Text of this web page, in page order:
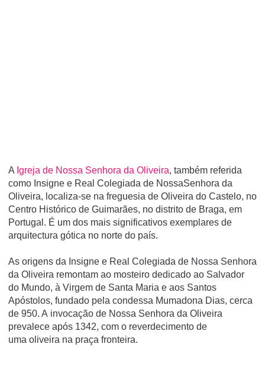
A Igreja de Nossa Senhora da Oliveira, também referida
como Insigne e Real Colegiada de NossaSenhora da
Oliveira, localiza-se na freguesia de Oliveira do Castelo, no
Centro Histórico de Guimarães, no distrito de Braga, em
Portugal. É um dos mais significativos exemplares de
arquitectura gótica no norte do paí­s.
As origens da Insigne e Real Colegiada de Nossa Senhora
da Oliveira remontam ao mosteiro dedicado ao Salvador
do Mundo, à Virgem de Santa Maria e aos Santos
Apóstolos, fundado pela condessa Mumadona Dias, cerca
de 950. A invocação de Nossa Senhora da Oliveira
prevalece após 1342, com o reverdecimento de
uma oliveira na praça fronteira.